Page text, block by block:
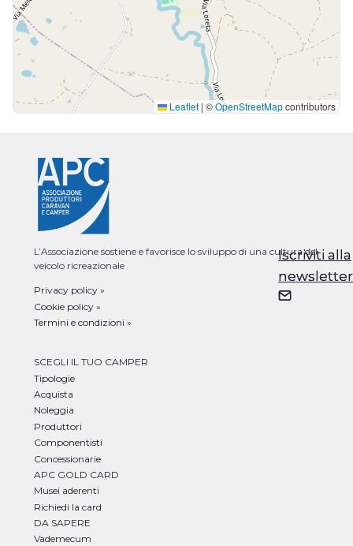
Iscriviti alla
newsletter
Leaflet | ©OpenStreetMapcontributors
L’Associazione sostiene e favorisce lo sviluppo di una cultura del
veicolo ricreazionale
Privacy policy »
Cookie policy »
Termini e condizioni »
SCEGLI IL TUO CAMPER
Tipologie
Acquista
Noleggia
Produttori
Componentisti
Concessionarie
APC GOLD CARD
Musei aderenti
Richiedi la card
DA SAPERE
Vademecum
Iscriviti alla
newsletter